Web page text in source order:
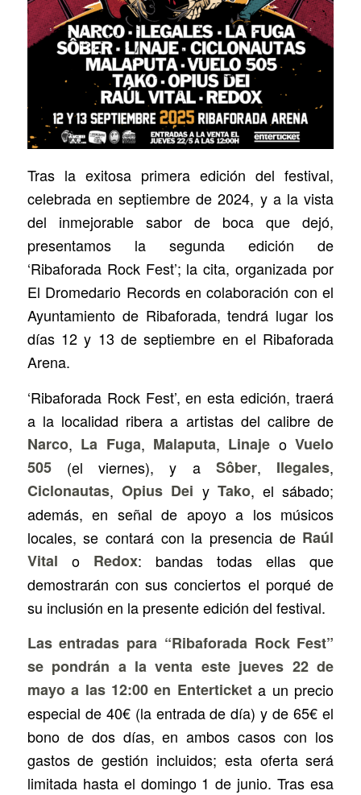
Tras la exitosa primera edición del festival,
celebrada en septiembre de 2024, y a la vista
del inmejorable sabor de boca que dejó,
presentamos la segunda edición de
‘Ribaforada Rock Fest’; la cita, organizada por
El Dromedario Records en colaboración con el
Ayuntamiento de Ribaforada, tendrá lugar los
días 12 y 13 de septiembre en el Ribaforada
Arena.
‘Ribaforada Rock Fest’, en esta edición, traerá
a la localidad ribera a artistas del calibre de
Narco, La Fuga, Malaputa, Linaje oVuelo
505(el viernes), y aSôber, Ilegales,
Ciclonautas, Opius Dei y Tako, el sábado;
además, en señal de apoyo a los músicos
locales, se contará con la presencia de Raúl
Vital o Redox: bandas todas ellas que
demostrarán con sus conciertos el porqué de
su inclusión en la presente edición del festival.
Las entradas para “Ribaforada Rock Fest”
se pondrán a la venta este jueves 22 de
mayo a las 12:00 en Enterticketa un precio
especial de 40€ (la entrada de día) y de 65€ el
bono de dos días, en ambos casos con los
gastos de gestión incluidos; esta oferta será
limitada hasta el domingo 1 de junio. Tras esa